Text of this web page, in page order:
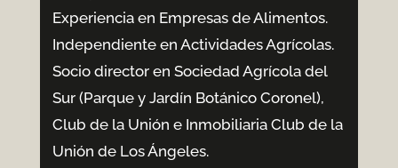
Experiencia en Empresas de Alimentos.
Independiente en Actividades Agrícolas.
Socio director en Sociedad Agrícola del
Sur (Parque y Jardín Botánico Coronel),
Club de la Unión e Inmobiliaria Club de la
Unión de Los Ángeles.